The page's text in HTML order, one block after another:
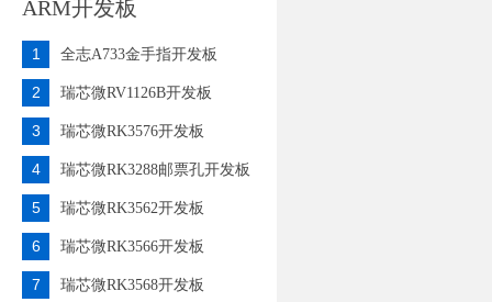
ARM开发板
1 全志A733金手指开发板
2 瑞芯微RV1126B开发板
3 瑞芯微RK3576开发板
4 瑞芯微RK3288邮票孔开发板
5 瑞芯微RK3562开发板
6 瑞芯微RK3566开发板
7 瑞芯微RK3568开发板